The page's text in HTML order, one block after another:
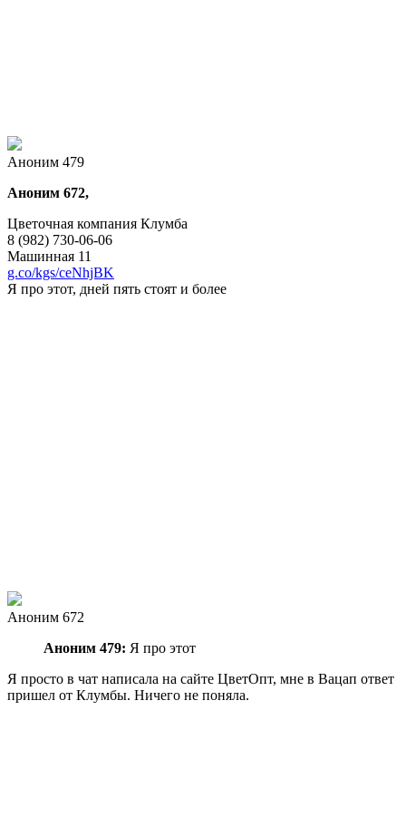
Аноним 479
Аноним 672,
Цветочная компания Клумба
8 (982) 730-06-06
Машинная 11
g.co/kgs/ceNhjBK
Я про этот, дней пять стоят и более
Аноним 672
Аноним 479: Я про этот
Я просто в чат написала на сайте ЦветОпт, мне в Вацап ответ
пришел от Клумбы. Ничего не поняла.